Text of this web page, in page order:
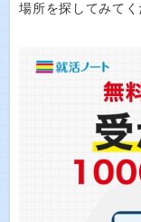
場所を探してみてく